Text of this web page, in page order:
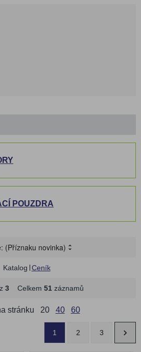
POUZDRA
(Příznaku novinka)
Katalog Ceník
3Celkem 51záznamů
stránku 20 40 60
1 2 3